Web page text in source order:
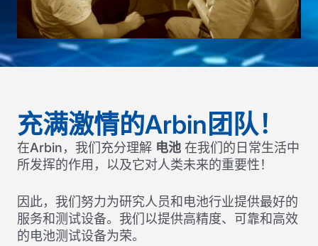
充满激情的Arbin团队！
在Arbin，我们充分理解 电池 在我们的日常生活中
所发挥的作用，以及它对人类未来的重要性！
因此，我们努力为研究人员和电池行业提供最好的
服务和测试设备。我们以提供高精度、可靠和高效
的电池测试设备为荣。